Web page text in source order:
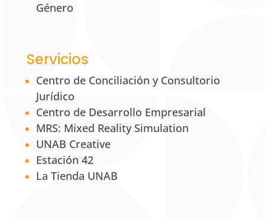
Género
Servicios
Centro de Conciliación y Consultorio
Jurídico
Centro de Desarrollo Empresarial
MRS: Mixed Reality Simulation
UNAB Creative
Estación 42
La Tienda UNAB